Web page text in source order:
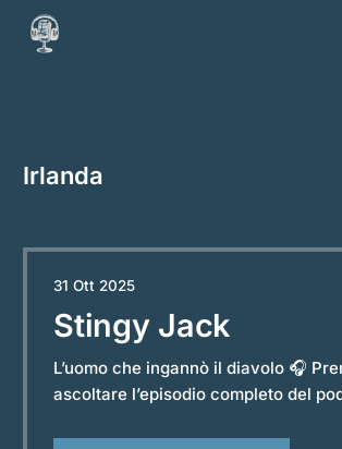
Irlanda
Stingy Jack
L’uomo che ingannò il diavolo 🎧 Premi play per
ascoltare l’episodio completo del
31 Ott 2025